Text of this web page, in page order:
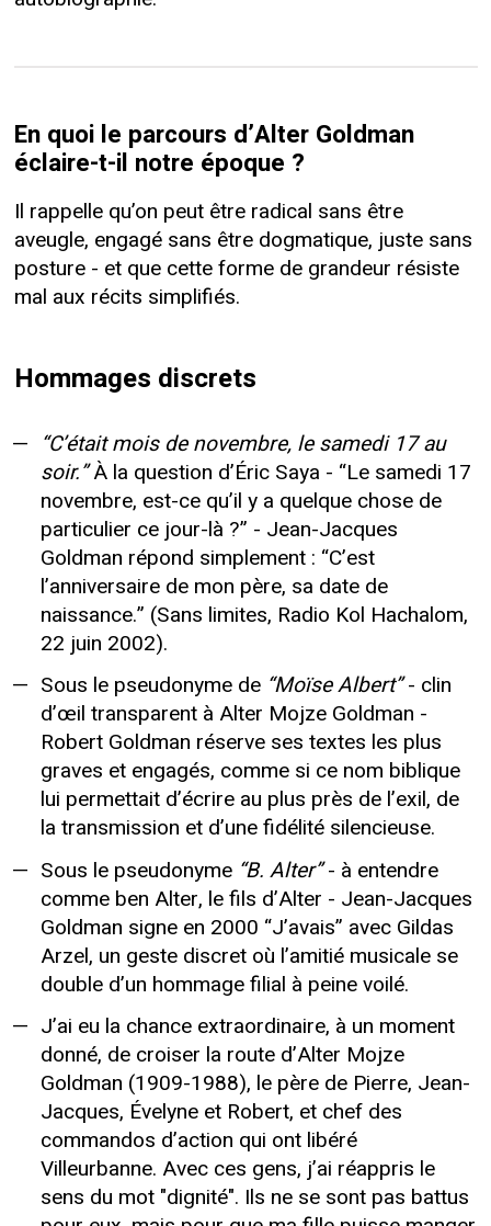
En quoi le parcours d’Alter Goldman
éclaire-t-il notre époque ?
Il rappelle qu’on peut être radical sans être
aveugle, engagé sans être dogmatique, juste sans
posture - et que cette forme de grandeur résiste
mal aux récits simplifiés.
Hommages discrets
“C’était mois de novembre, le samedi 17 au
soir.”À la question d’Éric Saya - “Le samedi 17
novembre, est-ce qu’il y a quelque chose de
particulier ce jour-là ?” - Jean-Jacques
Goldman répond simplement : “C’est
l’anniversaire de mon père, sa date de
naissance.” (Sans limites, Radio Kol Hachalom,
22 juin 2002).
Sous le pseudonyme de “Moïse Albert”- clin
d’œil transparent à Alter Mojze Goldman -
Robert Goldman réserve ses textes les plus
graves et engagés, comme si ce nom biblique
lui permettait d’écrire au plus près de l’exil, de
la transmission et d’une fidélité silencieuse.
Sous le pseudonyme “B. Alter”- à entendre
comme ben Alter, le fils d’Alter - Jean-Jacques
Goldman signe en 2000 “J’avais” avec Gildas
Arzel, un geste discret où l’amitié musicale se
double d’un hommage filial à peine voilé.
J’ai eu la chance extraordinaire, à un moment
donné, de croiser la route d’Alter Mojze
Goldman (1909-1988), le père de Pierre, Jean-
Jacques, Évelyne et Robert, et chef des
commandos d’action qui ont libéré
Villeurbanne. Avec ces gens, j’ai réappris le
sens du mot "dignité". Ils ne se sont pas battus